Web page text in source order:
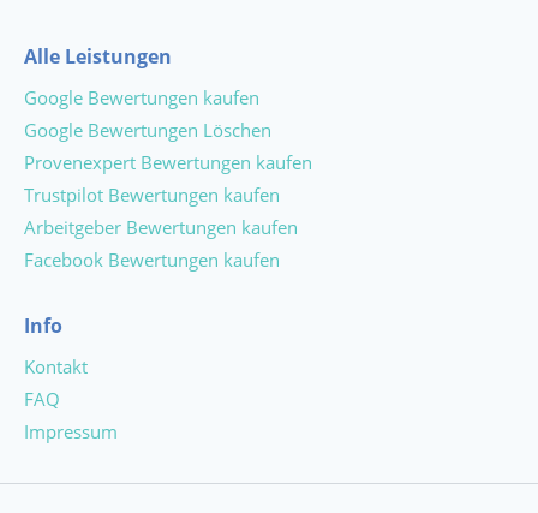
Alle Leistungen
Google Bewertungen kaufen
Google Bewertungen Löschen
Provenexpert Bewertungen kaufen
Trustpilot Bewertungen kaufen
Arbeitgeber Bewertungen kaufen
Facebook Bewertungen kaufen
Info
Kontakt
FAQ
Impressum